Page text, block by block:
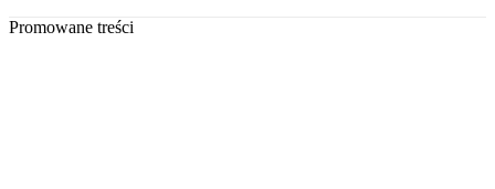
Promowane treści